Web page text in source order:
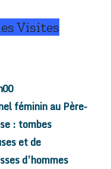
Visites
féminin au Père-
: tombes
et de
d’hommes